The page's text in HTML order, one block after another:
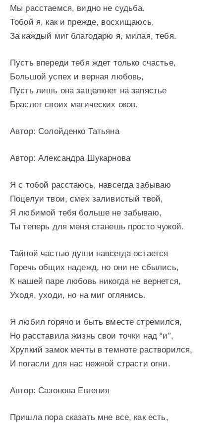
Мы расстаемся, видно не судьба.
Тобой я, как и прежде, восхищаюсь,
За каждый миг благодарю я, милая, тебя.
Пусть впереди тебя ждет только счастье,
Большой успех и верная любовь,
Пусть лишь она защелкнет на запястье
Браслет своих магических оков.
Автор: Солойденко Татьяна
Автор: Александра Шукарнова
Я с тобой расстаюсь, навсегда забываю
Поцелуи твои, смех заливистый твой,
Я любимой тебя больше не забываю,
Ты теперь для меня станешь просто чужой.
Тайной частью души навсегда остается
Горечь общих надежд, но они не сбылись,
К нашей паре любовь никогда не вернется,
Уходя, уходи, но на миг оглянись.
Я любил горячо и быть вместе стремился,
Но расставила жизнь свои точки над “и”,
Хрупкий замок мечты в темноте растворился,
И погасли для нас нежной страсти огни.
Автор: Сазонова Евгения
Пришла пора сказать мне все, как есть,